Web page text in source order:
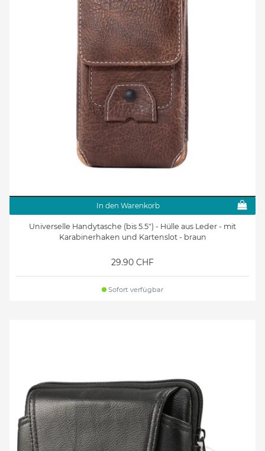
In den Warenkorb
Universelle Handytasche (bis 5.5") - Hülle aus Leder - mit
Karabinerhaken und Kartenslot - braun
29.90 CHF
Sofort verfügbar